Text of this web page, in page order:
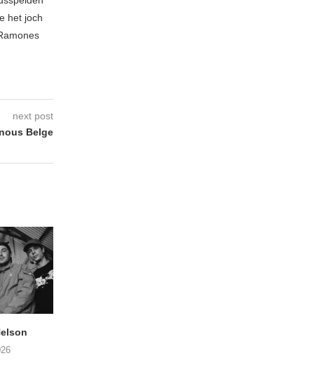
het joch
next post
Belge